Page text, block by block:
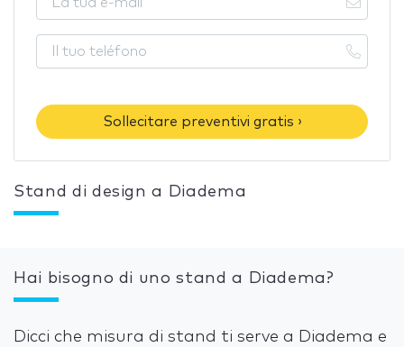
Sollecitare preventivi gratis ›
Stand di design a Diadema
Hai bisogno di uno stand a Diadema?
Dicci che misura di stand ti serve a Diadema e